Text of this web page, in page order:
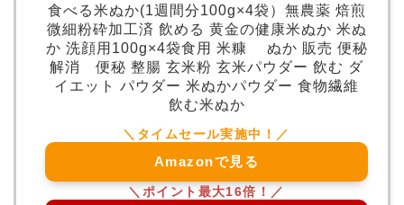
食べる米ぬか(1週間分100g×4袋）無農薬 焙煎
微細粉砕加工済 飲める 黄金の健康米ぬか 米ぬ
か 洗顔用100g×4袋食用 米糠 ぬか 販売 便秘
解消 便秘 整腸 玄米粉 玄米パウダー 飲む ダ
イエット パウダー 米ぬかパウダー 食物繊維
飲む米ぬか
Amazonで見る